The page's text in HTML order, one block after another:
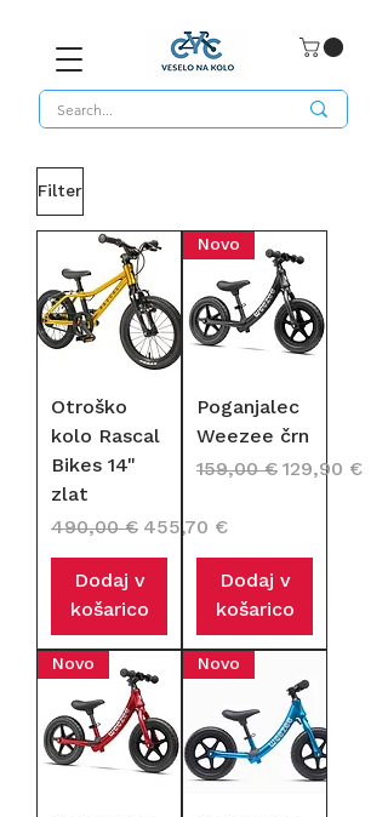
Filter
Otroško
kolo Rascal
Bikes 14"
zlat
Redna cena
490,00 € Cena na razprodaji
455,70 €
Dodaj v
košarico
Novo
Poganjalec
Weezee črn
Redna cena
159,00 € Cena na
129,90 €
Dodaj v
košarico
Novo Novo